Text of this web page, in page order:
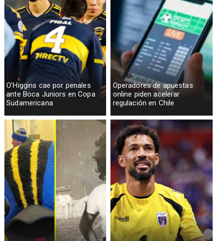
O'Higgins cae por penales
ante Boca Juniors en Copa
Sudamericana
Operadores de apuestas
online piden acelerar
regulación en Chile